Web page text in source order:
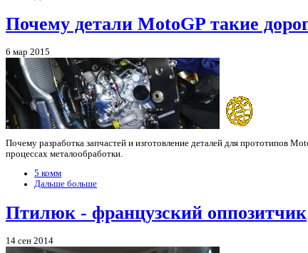
Почему детали MotoGP такие
6 мар 2015
Почему разработка запчастей и изготовление деталей для прототипов
процессах металообработки.
5 комм
Дальше больше
Птилюк - французский оппозитчик
14 сен 2014